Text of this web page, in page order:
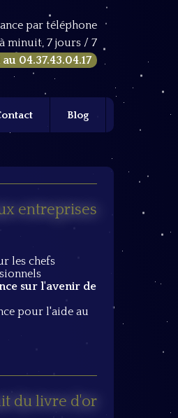
par téléphone
minuit, 7 jours / 7
04.37.43.04.17
Blog
entreprises
les chefs
sur l'avenir de
pour l'aide au
du livre d'or